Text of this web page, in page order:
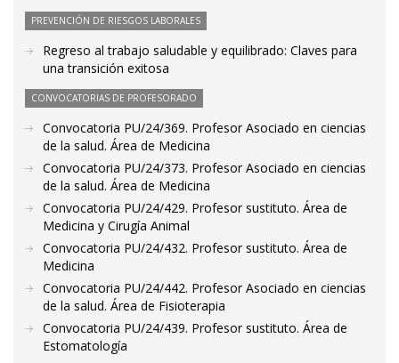
PREVENCIÓN DE RIESGOS LABORALES
Regreso al trabajo saludable y equilibrado: Claves para
una transición exitosa
CONVOCATORIAS DE PROFESORADO
Convocatoria PU/24/369. Profesor Asociado en ciencias
de la salud. Área de Medicina
Convocatoria PU/24/373. Profesor Asociado en ciencias
de la salud. Área de Medicina
Convocatoria PU/24/429. Profesor sustituto. Área de
Medicina y Cirugía Animal
Convocatoria PU/24/432. Profesor sustituto. Área de
Medicina
Convocatoria PU/24/442. Profesor Asociado en ciencias
de la salud. Área de Fisioterapia
Convocatoria PU/24/439. Profesor sustituto. Área de
Estomatología